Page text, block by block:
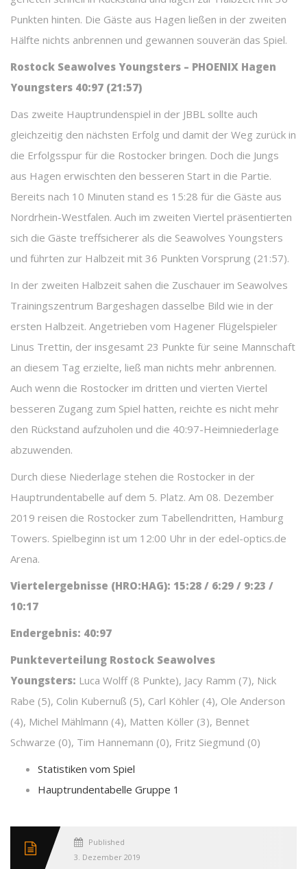
Punkten hinten. Die Gäste aus Hagen ließen in der zweiten
Hälfte nichts anbrennen und gewannen souverän das Spiel.
Rostock Seawolves Youngsters – PHOENIX Hagen
Youngsters 40:97 (21:57)
Das zweite Hauptrundenspiel in der JBBL sollte auch
gleichzeitig den nächsten Erfolg und damit der Weg zurück in
die Erfolgsspur für die Rostocker bringen. Doch die Jungs
aus Hagen erwischten den besseren Start in die Partie.
Bereits nach 10 Minuten stand es 15:28 für die Gäste aus
Nordrhein-Westfalen. Auch im zweiten Viertel präsentierten
sich die Gäste treffsicherer als die Seawolves Youngsters
und führten zur Halbzeit mit 36 Punkten Vorsprung (21:57).
In der zweiten Halbzeit sahen die Zuschauer im Seawolves
Trainingszentrum Bargeshagen dasselbe Bild wie in der
ersten Halbzeit. Angetrieben vom Hagener Flügelspieler
Linus Trettin, der insgesamt 23 Punkte für seine Mannschaft
an diesem Tag erzielte, ließ man nichts mehr anbrennen.
Auch wenn die Rostocker im dritten und vierten Viertel
besseren Zugang zum Spiel hatten, reichte es nicht mehr
den Rückstand aufzuholen und die 40:97-Heimniederlage
abzuwenden.
Durch diese Niederlage stehen die Rostocker in der
Hauptrundentabelle auf dem 5. Platz. Am 08. Dezember
2019 reisen die Rostocker zum Tabellendritten, Hamburg
Towers. Spielbeginn ist um 12:00 Uhr in der edel-optics.de
Arena.
Viertelergebnisse (HRO:HAG): 15:28 / 6:29 / 9:23 /
10:17
Endergebnis: 40:97
Punkteverteilung Rostock Seawolves
Youngsters: Luca Wolff (8 Punkte), Jacy Ramm (7), Nick
Rabe (5), Colin Kubernuß (5), Carl Köhler (4), Ole Anderson
(4), Michel Mählmann (4), Matten Köller (3), Bennet
Schwarze (0), Tim Hannemann (0), Fritz Siegmund (0)
Statistiken vom Spiel
Hauptrundentabelle Gruppe 1
Published
3. Dezember 2019